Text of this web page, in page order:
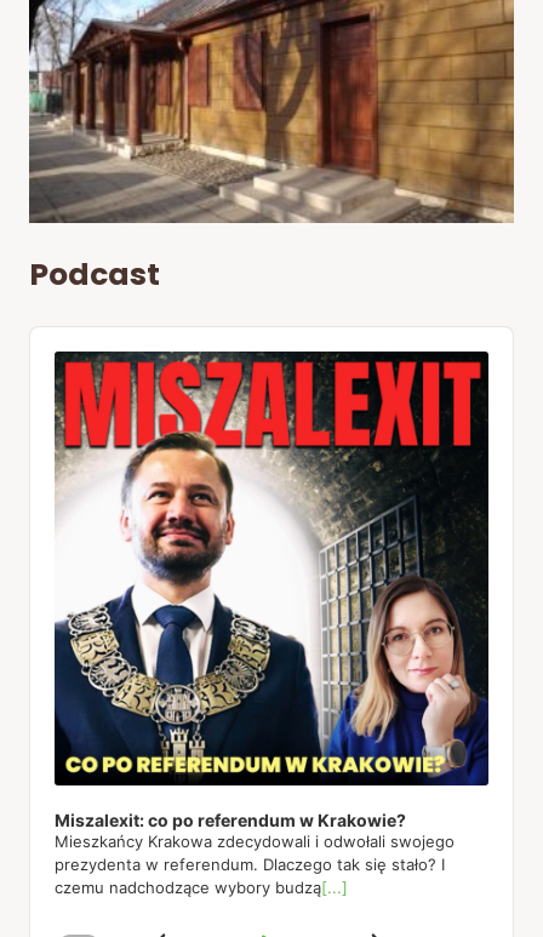
Podcast
Audio
Player
Miszalexit: co po referendum w Krakowie?
Mieszkańcy Krakowa zdecydowali i odwołali swojego
prezydenta w referendum. Dlaczego tak się stało? I
czemu nadchodzące wybory budzą[...]